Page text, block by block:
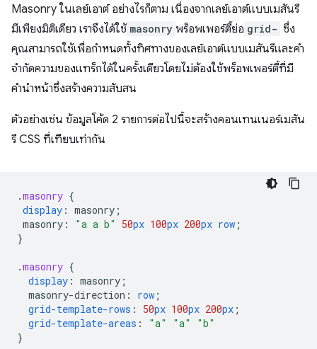
Masonry ในเลย์เอาต์ อย่างไรก็ตาม เนื่องจากเลย์เอาต์แบบเมสันรี
มีเพียงมิติเดียว เราจึงได้ใช้ masonry พร็อพเพอร์ตี้ย่อ grid- ซึ่ง
คุณสามารถใช้เพื่อกำหนดทั้งทิศทางของเลย์เอาต์แบบเมสันรีและคำ
จำกัดความของแทร็กได้ในครั้งเดียวโดยไม่ต้องใช้พร็อพเพอร์ตี้ที่มี
คำนำหน้าซึ่งสร้างความสับสน
ตัวอย่างเช่น ข้อมูลโค้ด 2 รายการต่อไปนี้จะสร้างคอนเทนเนอร์เมสัน
รี CSS ที่เทียบเท่ากัน
.masonry {
display : masonry ;
masonry : "a a b" 50px 100px 200px row ;
}
.masonry {
display : masonry ;
masonry-direction : row ;
grid-template-rows : 50px 100px 200px ;
grid-template-areas : "a" "a"
"b"
}